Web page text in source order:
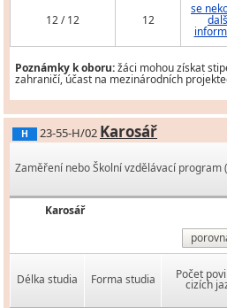
12 / 12 12
se
Poznámky k oboru:žáci mohou získat
zahraničí, účast na mezinárodních
H 23-55-H/02 Karosář
Zaměření nebo Školní vzdělávací program
Karosář
Délka studia Forma studia Počet
cizích